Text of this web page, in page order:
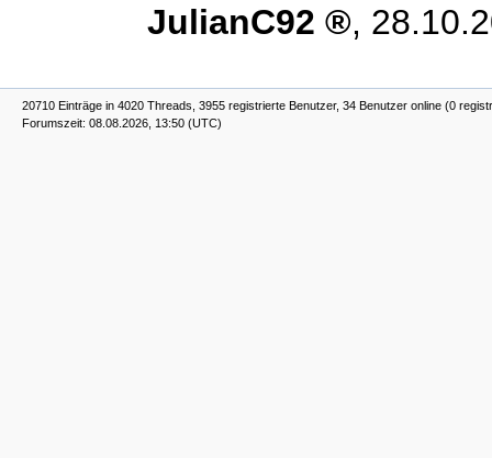
JulianC92
,
20710 Einträge in 4020 Threads, 3955 registrierte Benutzer, 34 Benutzer online (0
Forumszeit: 08.08.2026, 13:50 (UTC)